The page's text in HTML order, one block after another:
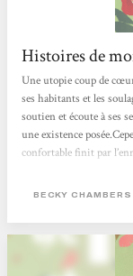
Histoires de
Une utopie coup de
ses habitants et les
soutien et écoute à ses
une existence
confortable finit par
C’est là qu’iel
BECKY CHAMBERS